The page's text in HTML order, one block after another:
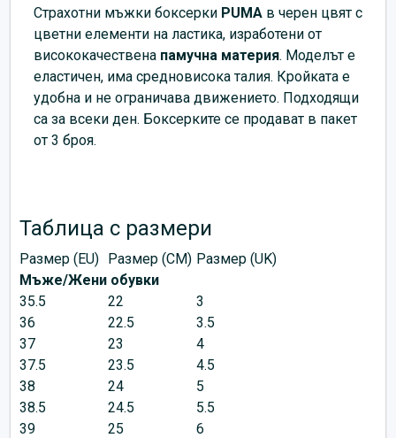
Страхотни мъжки боксерки PUMA в черен цвят с
цветни елементи на ластика, изработени от
висококачествена памучна материя. Моделът е
еластичен, има средновисока талия. Кройката е
удобна и не ограничава движението. Подходящи
са за всеки ден. Боксерките се продават в пакет
от 3 броя.
Таблица с размери
Размер (EU) Размер (CM) Размер (UK)
Мъже/Жени обувки
35.5
22
3
36
22.5
3.5
37
23
4
37.5
23.5
4.5
38
24
5
38.5
24.5
5.5
39
25
6